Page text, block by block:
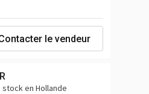
le vendeur
en Hollande